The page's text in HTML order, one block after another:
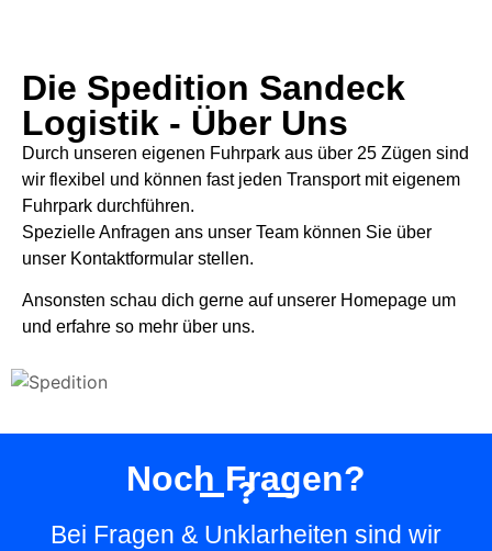
Die Spedition Sandeck
Logistik - Über Uns
Durch unseren eigenen Fuhrpark aus über 25 Zügen sind
wir flexibel und können fast jeden Transport mit eigenem
Fuhrpark durchführen.
Spezielle Anfragen ans unser Team können Sie über
unser Kontaktformular stellen.
Ansonsten schau dich gerne auf unserer Homepage um
und erfahre so mehr über uns.
Noch Fragen?
Bei Fragen & Unklarheiten sind wir